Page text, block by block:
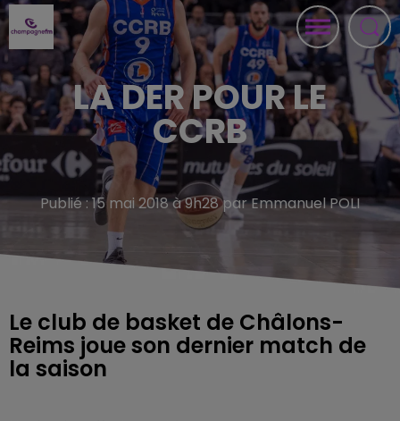
LA DER POUR LE
CCRB
Publié : 15 mai 2018 à 9h28 par Emmanuel POLI
Le club de basket de Châlons-
Reims joue son dernier match de
la saison